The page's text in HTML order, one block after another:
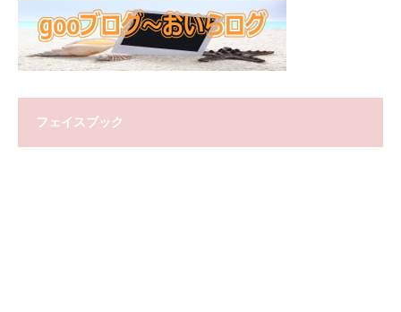
フェイスブック